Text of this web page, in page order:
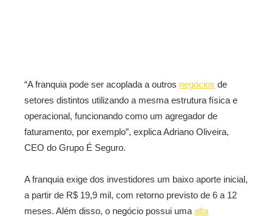
“A franquia pode ser acoplada a outros negócios de
setores distintos utilizando a mesma estrutura física e
operacional, funcionando como um agregador de
faturamento, por exemplo”, explica Adriano Oliveira,
CEO do Grupo É Seguro.
A franquia exige dos investidores um baixo aporte inicial,
a partir de R$ 19,9 mil, com retorno previsto de 6 a 12
meses. Além disso, o negócio possui uma alta